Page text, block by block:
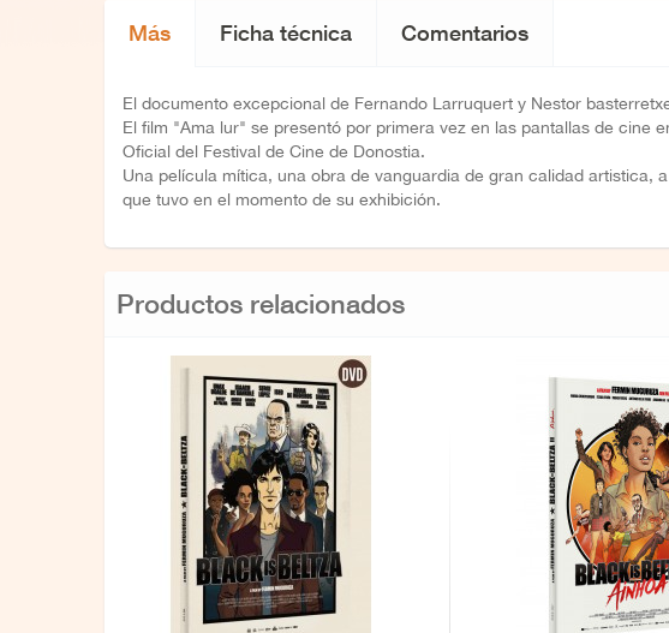
Más Ficha técnica Comentarios
El documento excepcional de Fernando Larruquert y Nestor
El film "Ama lur" se presentó por primera vez en las pantallas de cine
Oficial del Festival de Cine de Donostia.
Una película mítica, una obra de vanguardia de gran calidad artistica,
que tuvo en el momento de su exhibición.
Productos relacionados